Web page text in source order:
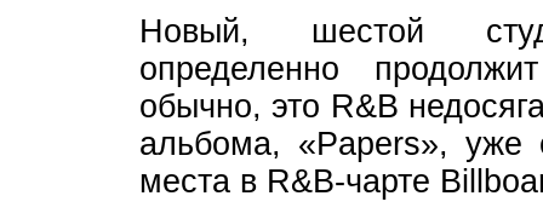
Новый, шестой
определенно
обычно, это R&B
альбома, «Papers», уже
места в R&B-чарте